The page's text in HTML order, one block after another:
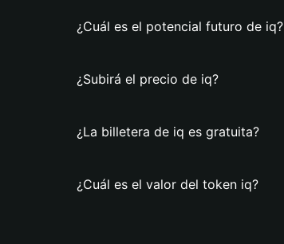
¿Cuál es el potencial futuro de iq?
¿Subirá el precio de iq?
¿La billetera de iq es gratuita?
¿Cuál es el valor del token iq?